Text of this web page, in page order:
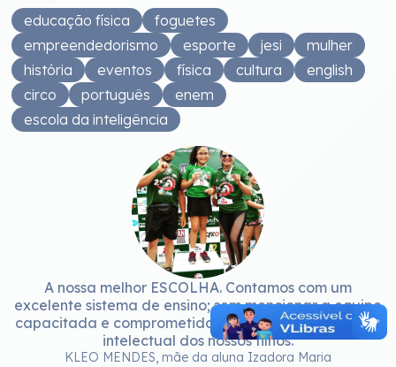
educação física
foguetes
empreendedorismo
esporte jesi
mulher
história
eventos física cultura
english
circo
português
enem
escola da inteligência
A nossa melhor ESCOLHA. Contamos com um
excelente sistema de ensino; sem mencionar a equipe
capacitada e comprometida com o desenvolvimento
intelectual dos nossos filhos.
KLEO MENDES, mãe da aluna Izadora Maria